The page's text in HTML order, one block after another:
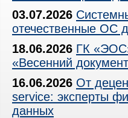
03.07.2026
отечественные ОС
18.06.2026 ГК
«Весенний
16.06.2026 От
service: эксперты
данных